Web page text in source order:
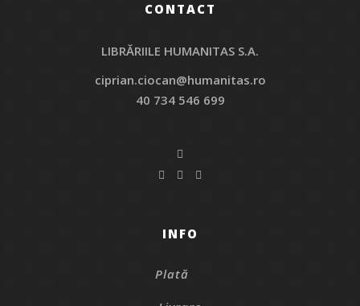
CONTACT
LIBRĂRIILE HUMANITAS S.A.
ciprian.ciocan@humanitas.ro
40 734 546 699
INFO
Plată